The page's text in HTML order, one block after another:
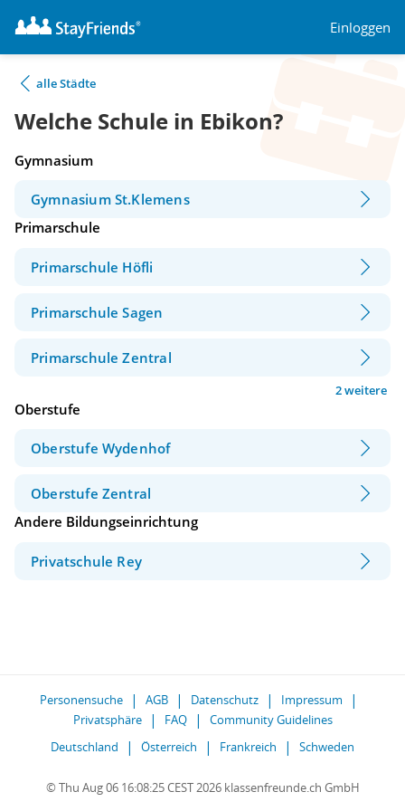
Einloggen
alle Städte
Welche Schule in Ebikon?
Gymnasium
Gymnasium St.Klemens
Primarschule
Primarschule Höfli
Primarschule Sagen
Primarschule Zentral
2 weitere
Oberstufe
Oberstufe Wydenhof
Oberstufe Zentral
Andere Bildungseinrichtung
Privatschule Rey
Personensuche AGB Datenschutz
Impressum
Privatsphäre
FAQ
Community Guidelines
Deutschland
Österreich Frankreich Schweden
© Thu Aug 06 16:08:25 CEST 2026 klassenfreunde.ch GmbH